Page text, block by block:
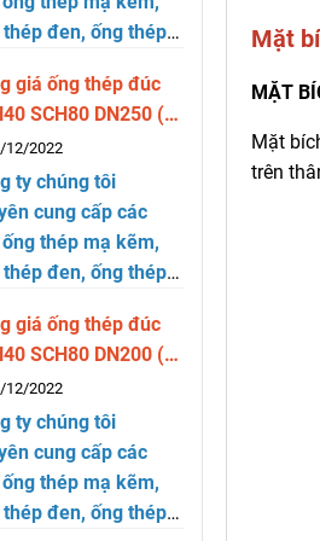
Mặt
MẶT
Mặt
trên
đen, ống thép
nhật thương hiệu
Phát tại Hồ Chí
Hãy liên hệ Cty
PHÁT -
Mr Dũng để
chính xác. Ngoài
tôi còn cung
size DN300 ( phi
đến size DN400 (
Rất hân hạnh
vụ quý khách hàng.
trọng cảm ơn Bảng
thép đúc SCH40
DN300 ( phi 323)
giá ống thép đúc
SCH80 DN250 (
2022
ty chúng tôi
cung cấp các
thép mạ kẽm,
đen, ống thép
nhật thương hiệu
Phát tại Hồ Chí
Hãy liên hệ Cty
PHÁT -
Mr Dũng để
chính xác. Ngoài
tôi còn cung
giá ống thép đúc
SCH80 DN200 (
2022
ty chúng tôi
cung cấp các
thép mạ kẽm,
đen, ống thép